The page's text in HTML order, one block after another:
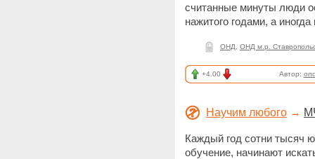
считанные минуты люди
нажитого годами, а
ОНД ОНД м.р.
+4.00 Автор:
Научим любого →
Каждый год сотни тысяч
обучение, начинают